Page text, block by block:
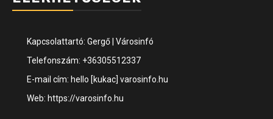
Kapcsolattartó: Gergő | Városinfó
Telefonszám: +36305512337
E-mail cím: hello [kukac] varosinfo.hu
Web: https://varosinfo.hu